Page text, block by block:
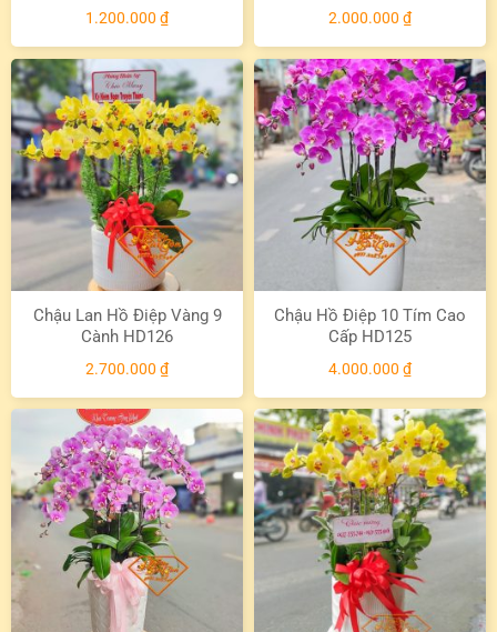
1.200.000 ₫ 2.000.000 ₫
Chậu Lan Hồ Điệp Vàng 9
Cành HD126
2.700.000 ₫
Chậu Hồ Điệp 10 Tím Cao
Cấp HD125
4.000.000 ₫